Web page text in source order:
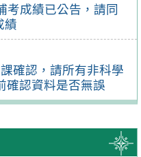
考成績已公告，請同
績
確認，請所有非科學
確認資料是否無誤